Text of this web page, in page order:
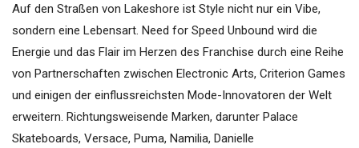
Auf den Straßen von Lakeshore ist Style nicht nur ein Vibe,
sondern eine Lebensart. Need for Speed Unbound wird die
Energie und das Flair im Herzen des Franchise durch eine Reihe
von Partnerschaften zwischen Electronic Arts, Criterion Games
und einigen der einflussreichsten Mode-Innovatoren der Welt
erweitern. Richtungsweisende Marken, darunter Palace
Skateboards, Versace, Puma, Namilia, Danielle